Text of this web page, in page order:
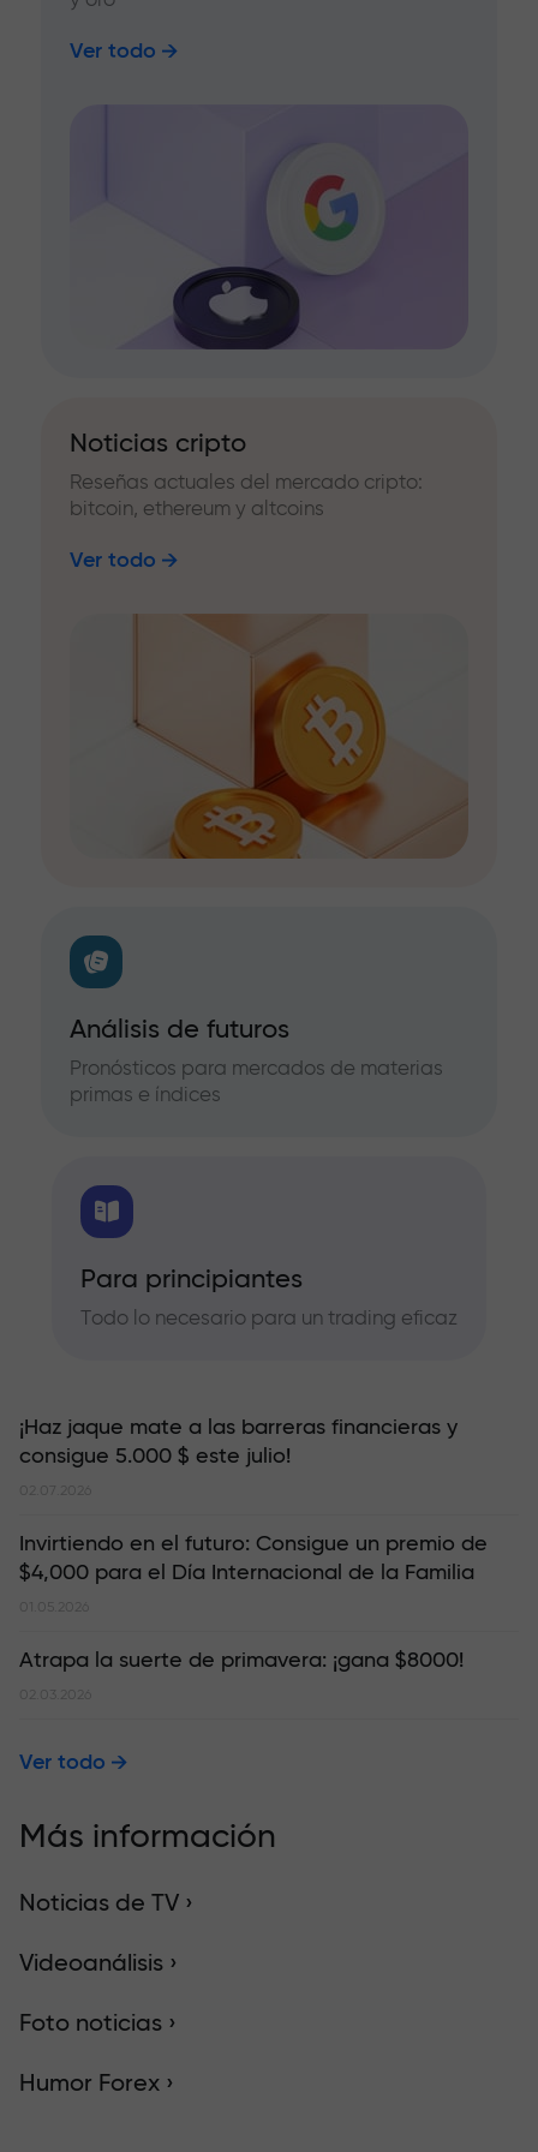
Ver todo
Noticias cripto
Reseñas actuales del mercado cripto:
bitcoin, ethereum y altcoins
Ver todo
Análisis de futuros
Pronósticos para mercados de materias
primas e índices
Para principiantes
Todo lo necesario para un trading eficaz
¡Haz jaque mate a las barreras financieras y
consigue 5.000 $ este julio!
02.07.2026
Invirtiendo en el futuro: Consigue un premio de
$4,000 para el Día Internacional de la Familia
01.05.2026
Atrapa la suerte de primavera: ¡gana $8000!
02.03.2026
Ver todo
Más información
Noticias de TV ›
Videoanálisis ›
Foto noticias ›
Humor Forex ›